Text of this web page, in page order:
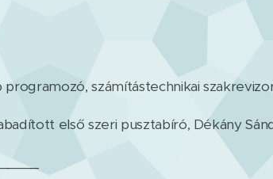
számítástechnikai
első szeri pusztabíró, Dékány